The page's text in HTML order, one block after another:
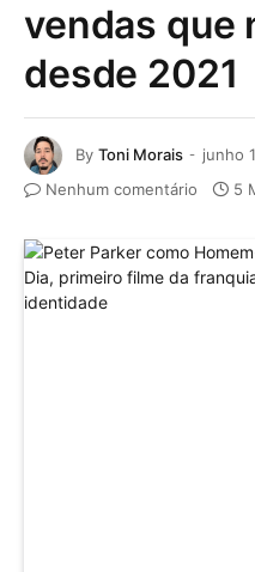
vendas que
desde 2021
By Toni Morais
junho
Nenhum comentário
5